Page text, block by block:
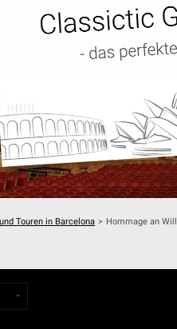
Touren in Barcelona > Hommage an